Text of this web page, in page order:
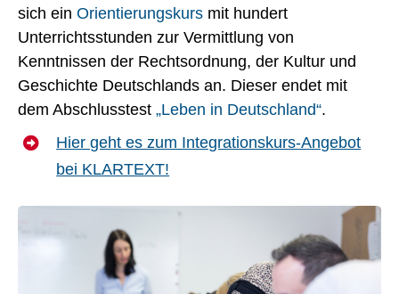
sich ein Orientierungskurs mit hundert
Unterrichtsstunden zur Vermittlung von
Kenntnissen der Rechtsordnung, der Kultur und
Geschichte Deutschlands an. Dieser endet mit
dem Abschlusstest „Leben in Deutschland“.
Hier geht es zum Integrationskurs-Angebot
bei KLARTEXT!